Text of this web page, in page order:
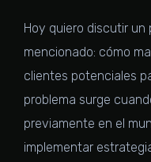
Hoy quiero discutir
mencionado: cómo
clientes potenciales
problema surge
previamente en el
implementar